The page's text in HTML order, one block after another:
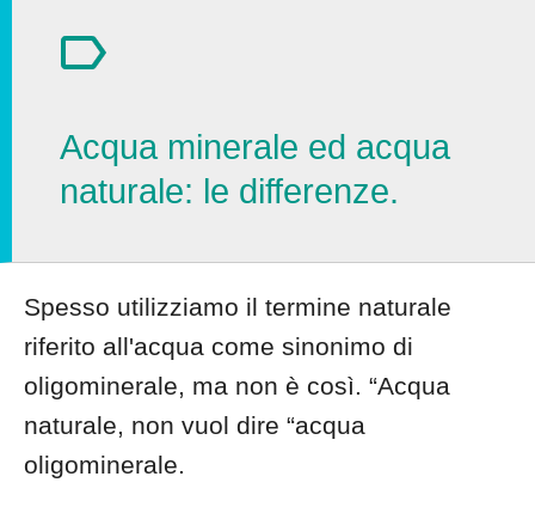
Acqua minerale ed acqua
naturale: le differenze.
Spesso utilizziamo il termine naturale
riferito all'acqua come sinonimo di
oligominerale, ma non è così. “Acqua
naturale, non vuol dire “acqua
oligominerale.